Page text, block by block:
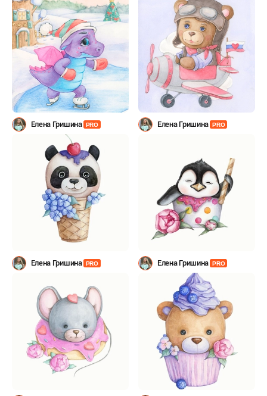
Елена Гришина PRO Елена Гришина PRO
Елена Гришина PRO Елена Гришина PRO